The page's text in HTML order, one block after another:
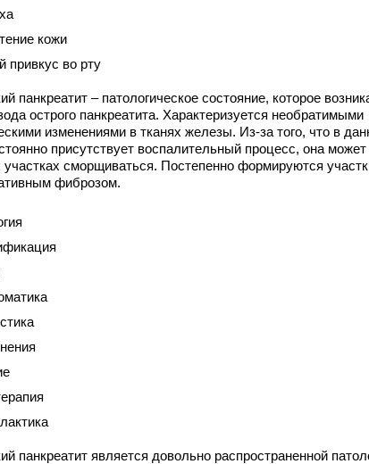
кожи
привкус во рту
панкреатит – патологическое состояние, которое
острого панкреатита. Характеризуется необратимыми
изменениями в тканях железы. Из-за того, что в
присутствует воспалительный процесс, она может
участках сморщиваться. Постепенно формируются
фиброзом.
панкреатит является довольно распространенной